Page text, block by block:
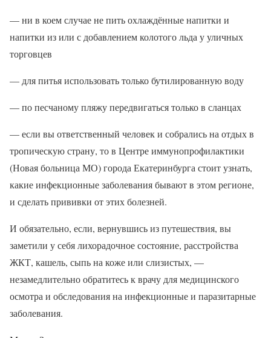
— ни в коем случае не пить охлаждённые напитки и
напитки из или с добавлением колотого льда у уличных
торговцев
— для питья использовать только бутилированную воду
— по песчаному пляжу передвигаться только в сланцах
— если вы ответственный человек и собрались на отдых в
тропическую страну, то в Центре иммунопрофилактики
(Новая больница МО) города Екатеринбурга стоит узнать,
какие инфекционные заболевания бывают в этом регионе,
и сделать прививки от этих болезней.
И обязательно, если, вернувшись из путешествия, вы
заметили у себя лихорадочное состояние, расстройства
ЖКТ, кашель, сыпь на коже или слизистых, —
незамедлительно обратитесь к врачу для медицинского
осмотра и обследования на инфекционные и паразитарные
заболевания.